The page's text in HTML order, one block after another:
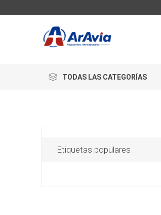
TODAS LAS CATEGORÍAS
Etiquetas populares